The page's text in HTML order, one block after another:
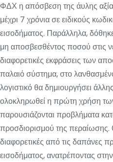
ΦΔΧ η απόσβεση της άυλης
μέχρι 7 χρόνια σε ειδικούς
εισοδήματος. Παράλληλα,
μη αποσβεσθέντος ποσού στις
διαφορετικές εκφράσεις των
παλαιό σύστημα, στο
λογιστικό θα δημιουργήσει
ολοκληρωθεί η πρώτη χρήση
παρουσιάζονται προβλήματα
προσδιορισμού της περαίωσης.
διαφορετικές από τις δαπάνες
εισοδήματος, ανατρέποντας